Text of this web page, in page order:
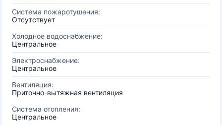
Система пожаротушения:
Отсутствует
Холодное водоснабжение:
Центральное
Электроснабжение:
Центральное
Вентиляция:
Приточно-вытяжная вентиляция
Система отопления:
Центральное